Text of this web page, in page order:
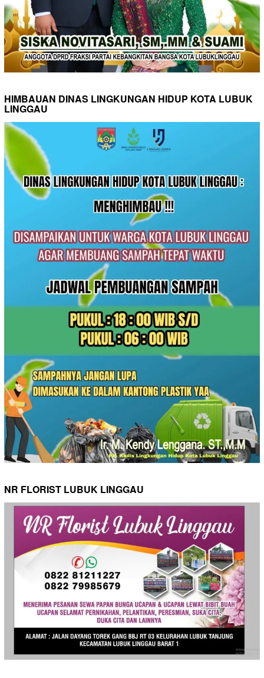
HIMBAUAN DINAS LINGKUNGAN HIDUP KOTA LUBUK
LINGGAU
NR FLORIST LUBUK LINGGAU